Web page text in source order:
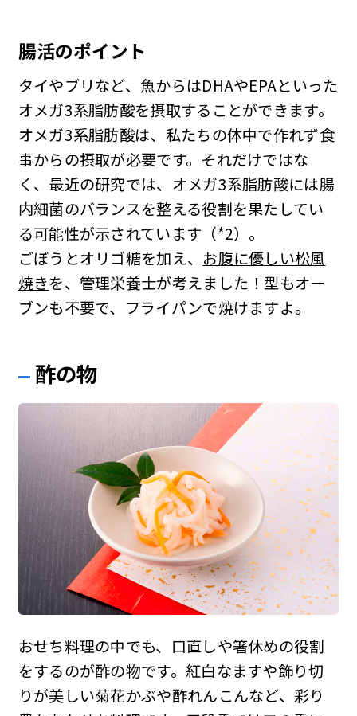
腸活のポイント
タイやブリなど、魚からはDHAやEPAといった
オメガ3系脂肪酸を摂取することができます。
オメガ3系脂肪酸は、私たちの体中で作れず食
事からの摂取が必要です。それだけではな
く、最近の研究では、オメガ3系脂肪酸には腸
内細菌のバランスを整える役割を果たしてい
る可能性が示されています（*2）。
ごぼうとオリゴ糖を加え、 お腹に優しい松風
焼きを、管理栄養士が考えました！型もオー
ブンも不要で、フライパンで焼けますよ。
酢の物
おせち料理の中でも、口直しや箸休めの役割
をするのが酢の物です。紅白なますや飾り切
りが美しい菊花かぶや酢れんこんなど、彩り